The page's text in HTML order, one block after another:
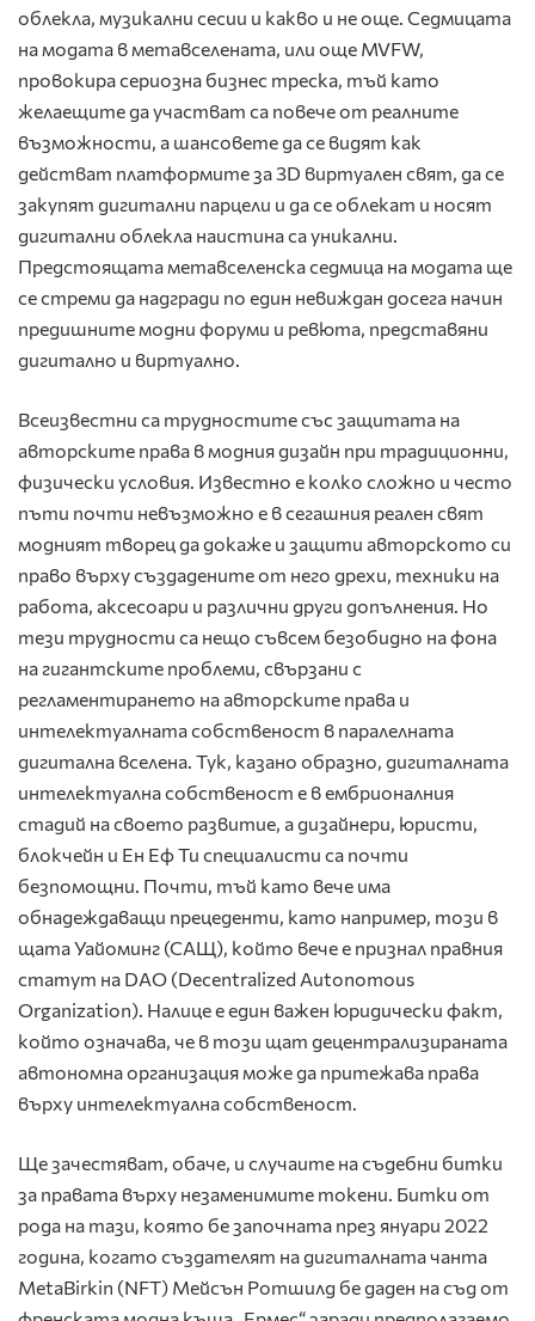
облекла, музикални сесии и какво и не още. Седмицата
на модата в метавселената, или още MVFW,
провокира сериозна бизнес треска, тъй като
желаещите да участват са повече от реалните
възможности, а шансовете да се видят как
действат платформите за 3D виртуален свят, да се
закупят дигитални парцели и да се облекат и носят
дигитални облекла наистина са уникални.
Предстоящата метавселенска седмица на модата ще
се стреми да надгради по един невиждан досега начин
предишните модни форуми и ревюта, представяни
дигитално и виртуално.
Всеизвестни са трудностите със защитата на
авторските права в модния дизайн при традиционни,
физически условия. Известно е колко сложно и често
пъти почти невъзможно е в сегашния реален свят
модният творец да докаже и защити авторското си
право върху създадените от него дрехи, техники на
работа, аксесоари и различни други допълнения. Но
тези трудности са нещо съвсем безобидно на фона
на гигантските проблеми, свързани с
регламентирането на авторските права и
интелектуалната собственост в паралелната
дигитална вселена. Тук, казано образно, дигиталната
интелектуална собственост е в ембрионалния
стадий на своето развитие, а дизайнери, юристи,
блокчейн и Ен Еф Ти специалисти са почти
безпомощни. Почти, тъй като вече има
обнадеждаващи прецеденти, като например, този в
щата Уайоминг (САЩ), който вече е признал правния
статут на DAO (Decentralized Autonomous
Organization). Налице е един важен юридически факт,
който означава, че в този щат децентрализираната
автономна организация може да притежава права
върху интелектуална собственост.
Ще зачестяват, обаче, и случаите на съдебни битки
за правата върху незаменимите токени. Битки от
рода на тази, която бе започната през януари 2022
година, когато създателят на дигиталната чанта
MetaBirkin (NFT) Мейсън Ротшилд бе даден на съд от